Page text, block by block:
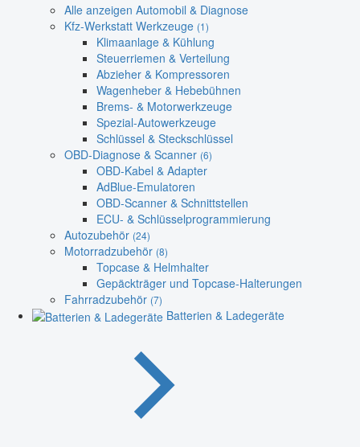
Alle anzeigen Automobil & Diagnose
Kfz-Werkstatt Werkzeuge (1)
Klimaanlage & Kühlung
Steuerriemen & Verteilung
Abzieher & Kompressoren
Wagenheber & Hebebühnen
Brems- & Motorwerkzeuge
Spezial-Autowerkzeuge
Schlüssel & Steckschlüssel
OBD-Diagnose & Scanner (6)
OBD-Kabel & Adapter
AdBlue-Emulatoren
OBD-Scanner & Schnittstellen
ECU- & Schlüsselprogrammierung
Autozubehör (24)
Motorradzubehör (8)
Topcase & Helmhalter
Gepäckträger und Topcase-Halterungen
Fahrradzubehör (7)
Batterien & Ladegeräte